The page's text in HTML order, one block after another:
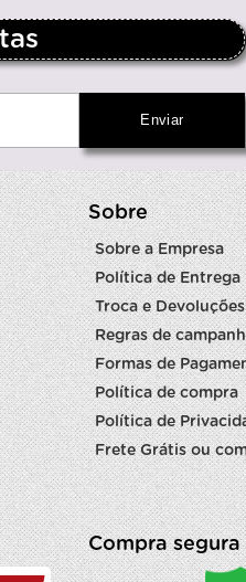
Sobre
Sobre a Empresa
Política de Entrega
Troca e Devoluções
Regras de
Formas de
Política de compra
Política de
Frete Grátis ou
Compra segura